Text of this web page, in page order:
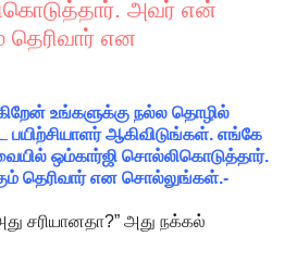
அவர் என்
தெரிவார் என
உங்களுக்கு நல்ல தொழில்
ஆகிவிடுங்கள். எங்கே
ஒம்கார்ஜி சொல்லிகொடுத்தார்.
தெரிவார் என சொல்லுங்கள்.-
சரியானதா?” அது நக்கல்